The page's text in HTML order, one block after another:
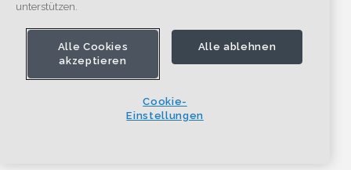
unterstützen.
Alle Cookies
akzeptieren
Alle ablehnen
Cookie-
Einstellungen